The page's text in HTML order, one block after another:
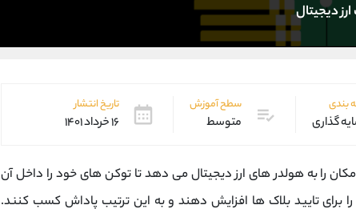
دیجیتال
بندی
گذاری
سطح آموزش
متوسط
تاریخ انتشار
۱۶ خرداد ۱۴۰۱
را به هولدر های ارز دیجیتال می دهد تا توکن های خود را داخل آن
برای تایید بلاک ها افزایش دهند و به این ترتیب پاداش کسب کنند.